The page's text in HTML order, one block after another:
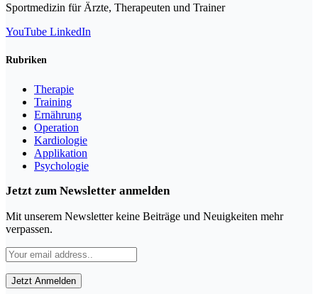
Sportmedizin für Ärzte, Therapeuten und Trainer
YouTube LinkedIn
Rubriken
Therapie
Training
Ernährung
Operation
Kardiologie
Applikation
Psychologie
Jetzt zum Newsletter anmelden
Mit unserem Newsletter keine Beiträge und Neuigkeiten mehr
verpassen.